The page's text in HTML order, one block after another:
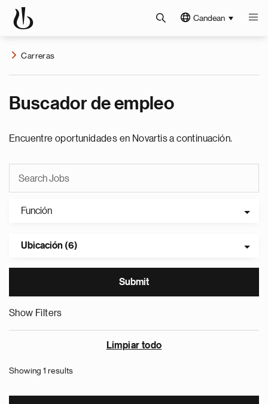
Candean
Carreras
Buscador de empleo
Encuentre oportunidades en Novartis a continuación.
Función
Ubicación (6)
Show Filters
Limpiar todo
Showing 1 results